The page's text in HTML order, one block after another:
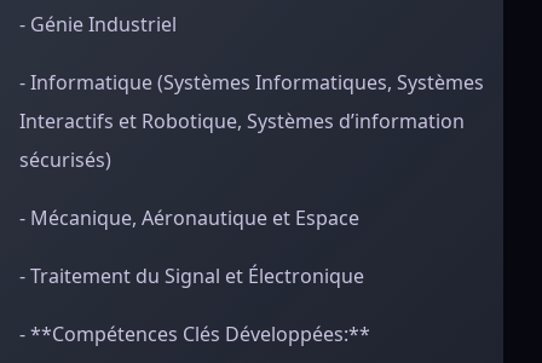
- Génie Industriel
- Informatique (Systèmes Informatiques, Systèmes
Interactifs et Robotique, Systèmes d’information
sécurisés)
- Mécanique, Aéronautique et Espace
- Traitement du Signal et Électronique
- **Compétences Clés Développées:**